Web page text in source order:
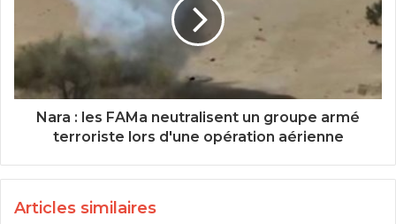
Nara : les FAMa neutralisent un groupe armé
terroriste lors d'une opération aérienne
Articles similaires